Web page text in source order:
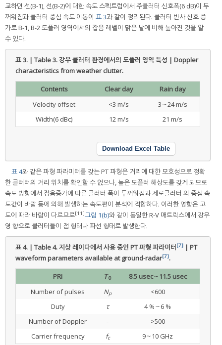
교하면 선(B-1), 선(B-2)에 대한 속도 스펙트럼에서 주클러터 신호폭(6 dB)이 두
꺼워짐과 클러터 중심 속도 이동이 표 3과 같이 정리된다. 클러터 반사 신호 증
가로 B-1, B-2 도플러 영역에서의 잡음 레벨이 맑은 날에 비해 높아진 것을 알
수 있다.
표 3. | Table 3.강우 클러터 환경에서의 도플러 영역 특성 | Doppler
characteristics from weather clutter.
Contents Clear day
Rain day
Velocity offset
<3 m/s
3～24 m/s
Width(6 dBc)
12 m/s 21 m/s
Download Excel Table
표 4와 같은 파형 파라미터를 갖는 PT 파형은 거리에 대한 모호성으로 정확
한 클러터의 거리 위치를 확인할 수 없으나, 높은 도플러 해상도를 갖게 되므로
속도 방향에서 잡음증가에 따른 클러터 폭이 두꺼워짐과 제로클러터 의 중심 속
도값이 바람 등에 의해 발생하는 속도편이 분석에 적합하다. 이러한 영향은 고
도에 따라 바람이 다르므로[11]그림 1(b)와 같이 동일한 R-V 매트릭스에서 강우
영 향으로 클러터들이 점 형태나 파선 형태로 발생한다.
표 4. | Table 4.지상 레이다에서 사용 중인 PT 파형 파라미터[7] | PT
waveform parameters available at ground-radar[7].
PRI T 0
8.5 usec～11.5 usec
Number of pulses
Np
<600
Duty
τ
4 %～6 %
Number of Doppler
-
>500
Carrier frequency
fc 9～10 GHz